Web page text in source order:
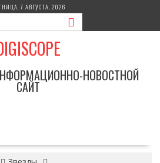
7 АВГУСТА, 2026
НОВОСТНОЙ
САЙТ